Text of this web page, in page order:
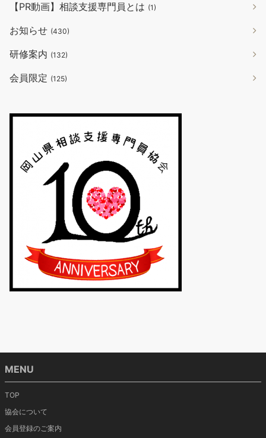
【PR動画】相談支援専門員とは (1)
お知らせ (430)
研修案内 (132)
会員限定 (125)
MENU
TOP
協会について
会員登録のご案内